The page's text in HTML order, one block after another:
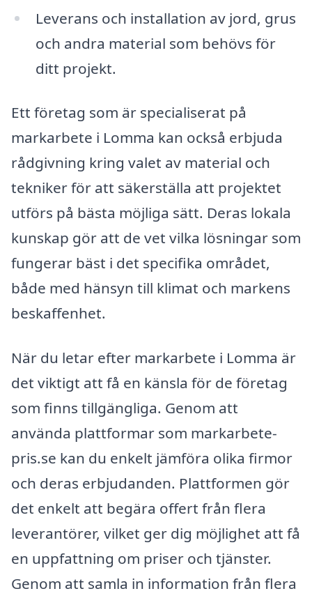
Leverans och installation av jord, grus
och andra material som behövs för
ditt projekt.
Ett företag som är specialiserat på
markarbete i Lomma kan också erbjuda
rådgivning kring valet av material och
tekniker för att säkerställa att projektet
utförs på bästa möjliga sätt. Deras lokala
kunskap gör att de vet vilka lösningar som
fungerar bäst i det specifika området,
både med hänsyn till klimat och markens
beskaffenhet.
När du letar efter markarbete i Lomma är
det viktigt att få en känsla för de företag
som finns tillgängliga. Genom att
använda plattformar som markarbete-
pris.se kan du enkelt jämföra olika firmor
och deras erbjudanden. Plattformen gör
det enkelt att begära offert från flera
leverantörer, vilket ger dig möjlighet att få
en uppfattning om priser och tjänster.
Genom att samla in information från flera